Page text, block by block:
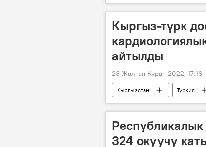
Кыргыз-түрк
айтылды
23 Жалган Куран 2022, 17:16
Кыргызстан Түркия
324 окуучу